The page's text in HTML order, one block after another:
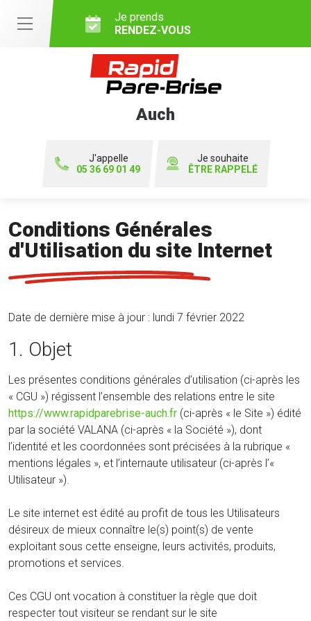
Je prends
RENDEZ-VOUS
Auch
J'appelle
05 36 69 01 49
Je souhaite
ÊTRE RAPPELÉ
Conditions Générales
d'Utilisation du site Internet
Date de dernière mise à jour : lundi 7 février 2022
1. Objet
Les présentes conditions générales d’utilisation (ci-après les
« CGU ») régissent l’ensemble des relations entre le site
https://www.rapidparebrise-auch.fr (ci-après « le Site ») édité
par la société VALANA (ci-après « la Société »), dont
l’identité et les coordonnées sont précisées à la rubrique «
mentions légales », et l’internaute utilisateur (ci-après l’«
Utilisateur »).
Le site internet est édité au profit de tous les Utilisateurs
désireux de mieux connaître le(s) point(s) de vente
exploitant sous cette enseigne, leurs activités, produits,
promotions et services.
Ces CGU ont vocation à constituer la règle que doit
respecter tout visiteur se rendant sur le site